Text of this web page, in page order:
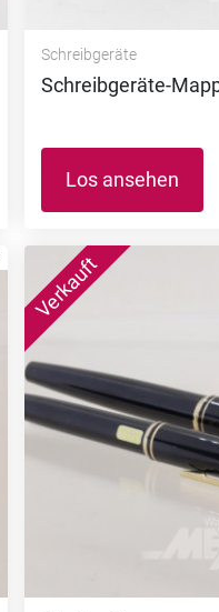
Schreibgeräte
Schreibgeräte-
Los ansehen